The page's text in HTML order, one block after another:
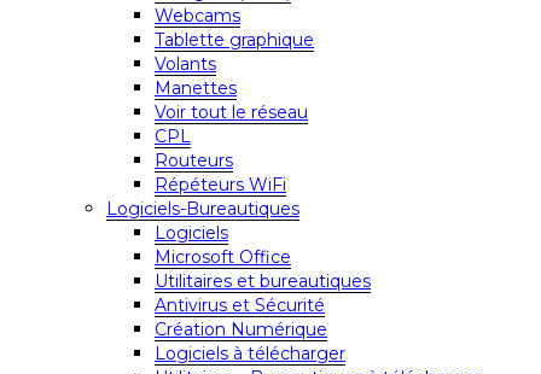
Webcams
Tablette graphique
Volants
Manettes
Voir tout le réseau
CPL
Routeurs
Répéteurs WiFi
Logiciels-Bureautiques
Logiciels
Microsoft Office
Utilitaires et bureautiques
Antivirus et Sécurité
Création Numérique
Logiciels à télécharger